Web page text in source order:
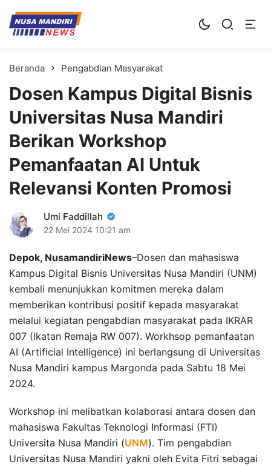
Kampus Digital Bisnis
Universitas Nusa Mandiri
Beranda Pengabdian Masyarakat
Dosen Kampus Digital Bisnis
Universitas Nusa Mandiri
Berikan Workshop
Pemanfaatan AI Untuk
Relevansi Konten Promosi
Umi Faddillah
22 Mei 2024 10:21 am
Depok, NusamandiriNews–Dosen dan mahasiswa
Kampus Digital Bisnis Universitas Nusa Mandiri (UNM)
kembali menunjukkan komitmen mereka dalam
memberikan kontribusi positif kepada masyarakat
melalui kegiatan pengabdian masyarakat pada IKRAR
007 (Ikatan Remaja RW 007). Workhsop pemanfaatan
AI (Artificial Intelligence) ini berlangsung di Universitas
Nusa Mandiri kampus Margonda pada Sabtu 18 Mei
2024.
Workshop ini melibatkan kolaborasi antara dosen dan
mahasiswa Fakultas Teknologi Informasi (FTI)
Universita Nusa Mandiri (UNM). Tim pengabdian
Universitas Nusa Mandiri yakni oleh Evita Fitri sebagai